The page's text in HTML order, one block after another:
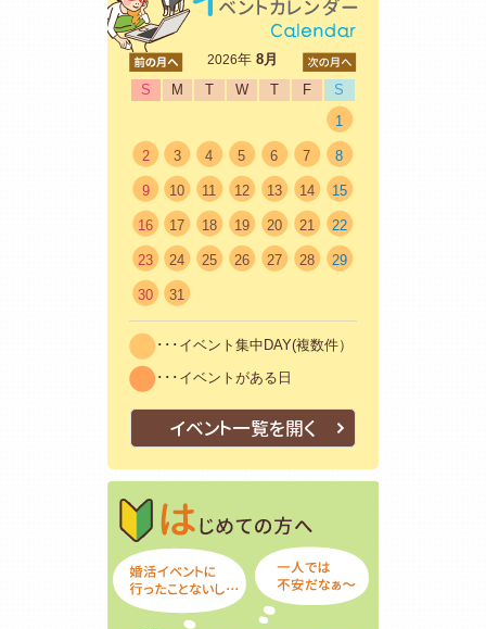
2026年8月
S
M T W T F
S
1
2 3 4 5 6 7 8
9 10 11 12 13 14 15
16 17 18 19 20 21 22
23 24 25 26 27 28 29
30 31
･･･イベント集中DAY(複数件）
･･･イベントがある日
イベント一覧を開く
はじめての方